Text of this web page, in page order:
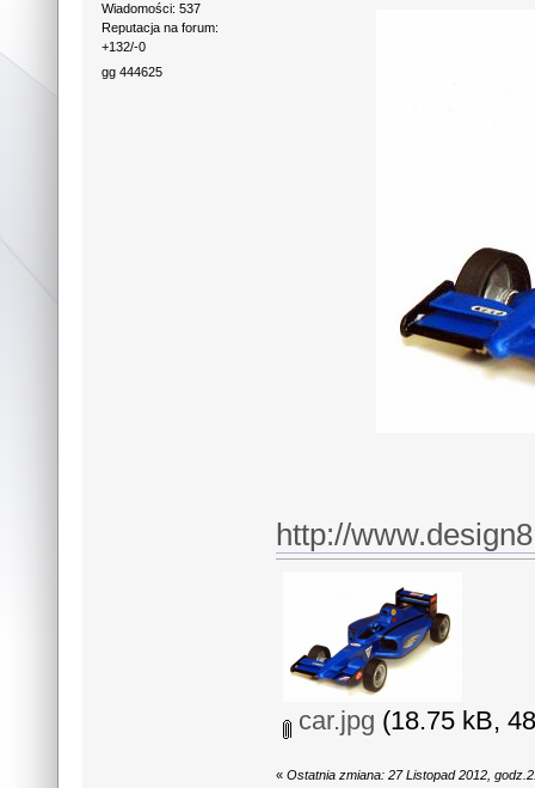
Wiadomości: 537
Reputacja na forum:
+132/-0
gg 444625
http://
car.jpg (18.75 kB,
«Ostatnia zmiana: 27 Listopad 2012,